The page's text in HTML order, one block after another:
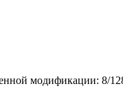
модификации: 8/